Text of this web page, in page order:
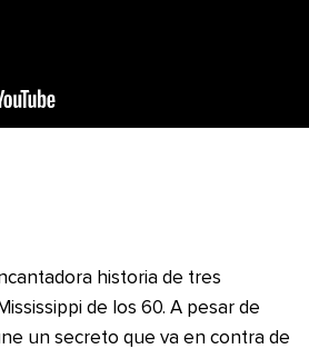
historia de tres
de los 60. A pesar de
un secreto que va en contra de